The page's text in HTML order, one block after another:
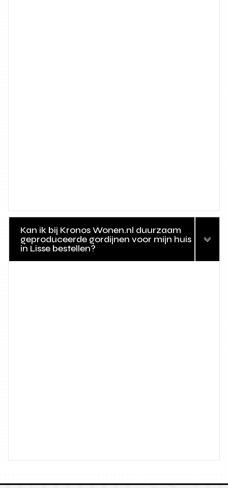
Kan ik bij Kronos Wonen.nl duurzaam
geproduceerde gordijnen voor mijn huis
in Lisse bestellen?